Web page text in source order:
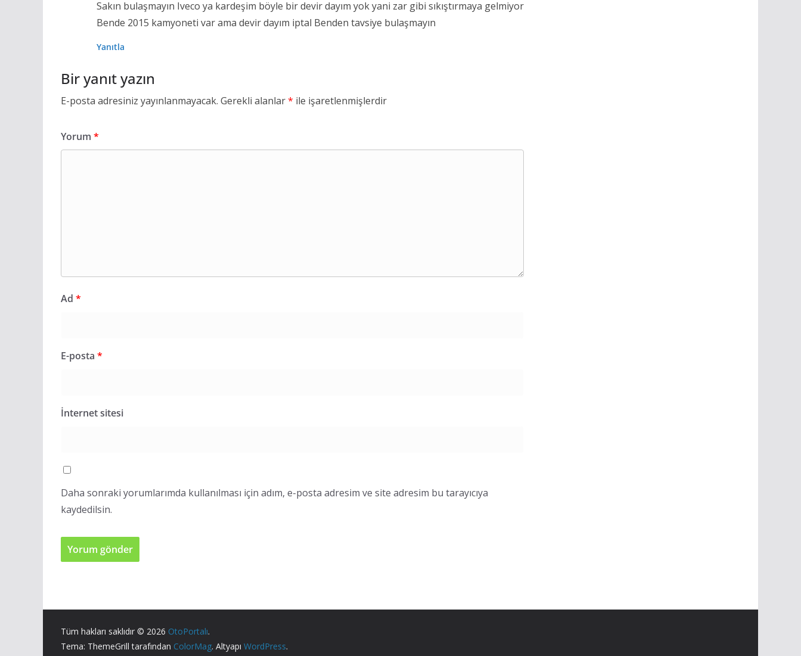
Sakın bulaşmayın Iveco ya kardeşim böyle bir devir dayım yok yani zar gibi sıkıştırmaya gelmiyor
Bende 2015 kamyoneti var ama devir dayım iptal Benden tavsiye bulaşmayın
Yanıtla
Bir yanıt yazın
E-posta adresiniz yayınlanmayacak. Gerekli alanlar* ile işaretlenmişlerdir
Yorum *
Ad *
E-posta *
İnternet sitesi
Daha sonraki yorumlarımda kullanılması için adım, e-posta adresim ve site adresim bu tarayıcıya
kaydedilsin.
Tüm hakları saklıdır © 2026 OtoPortalı.
Tema: ThemeGrill tarafından ColorMag. Altyapı WordPress.